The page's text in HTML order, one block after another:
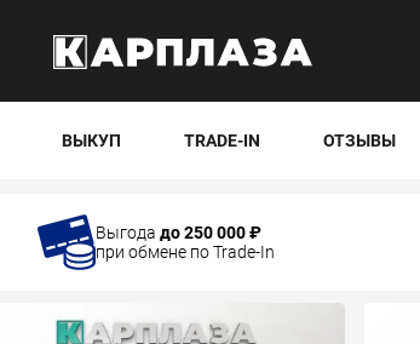
ВЫКУП TRADE-IN ОТЗЫВЫ
Выгода до 250 000 ₽
при обмене по Trade-In